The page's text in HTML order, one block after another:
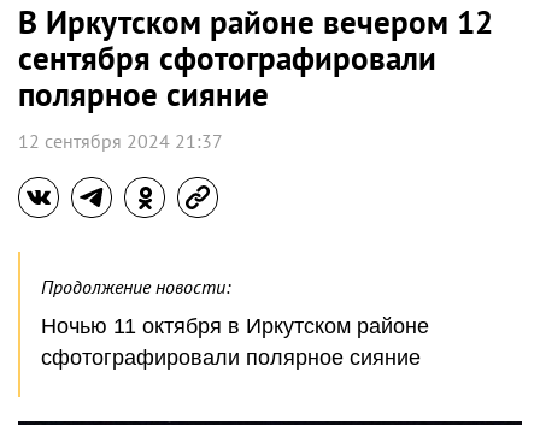
В Иркутском районе вечером 12
сентября сфотографировали
полярное сияние
12 сентября 2024 21:37
Продолжение новости:
Ночью 11 октября в Иркутском районе
сфотографировали полярное сияние